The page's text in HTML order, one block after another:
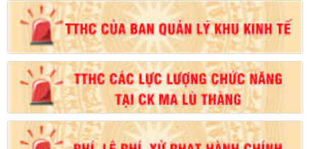
Số:102/2024/NĐ-CP
Tên:(Nghị định Quy định chi tiết thi hành một số điều của Luật